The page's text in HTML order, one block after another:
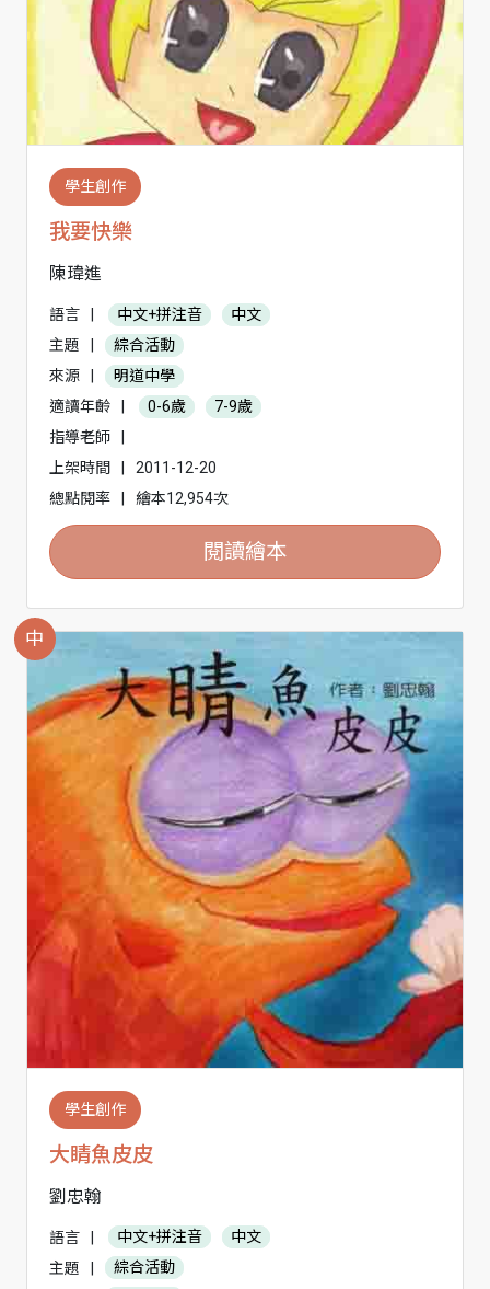
學生創作
我要快樂
陳瑋進
語言 中文+拼注音
中文
主題
綜合活動
來源
明道中學
適讀年齡
0-6歲
7-9歲
指導老師
上架時間
2011-12-20
總點閱率
繪本12,954次
閱讀繪本
中
學生創作
大睛魚皮皮
劉忠翰
語言 | 中文+拼注音
中文
主題
| 綜合活動